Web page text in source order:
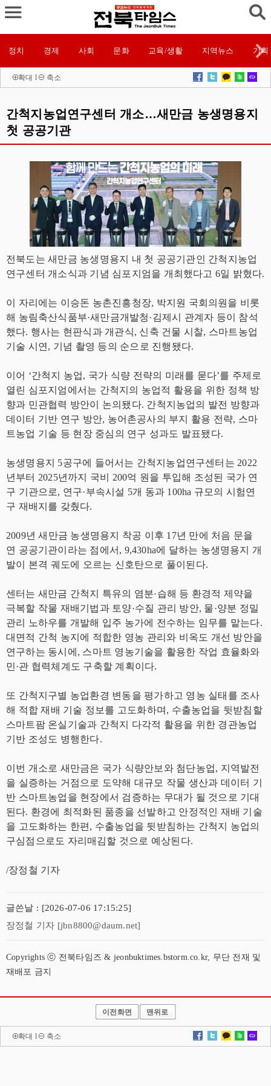
정치 경제 사회 문화 교육/생활 지역뉴스 기획
확대 l 축소
간척지농업연구센터 개소…새만금 농생명용지
첫 공공기관
전북도는 새만금 농생명용지 내 첫 공공기관인 간척지농업
연구센터 개소식과 기념 심포지엄을 개최했다고 6일 밝혔다.
이 자리에는 이승돈 농촌진흥청장, 박지원 국회의원을 비롯
해 농림축산식품부·새만금개발청·김제시 관계자 등이 참석
했다. 행사는 현판식과 개관식, 신축 건물 시찰, 스마트농업
기술 시연, 기념 촬영 등의 순으로 진행됐다.
이어 ‘간척지 농업, 국가 식량 전략의 미래를 묻다’를 주제로
열린 심포지엄에서는 간척지의 농업적 활용을 위한 정책 방
향과 민관협력 방안이 논의됐다. 간척지농업의 발전 방향과
데이터 기반 연구 방안, 농어촌공사의 부지 활용 전략, 스마
트농업 기술 등 현장 중심의 연구 성과도 발표됐다.
농생명용지 5공구에 들어서는 간척지농업연구센터는 2022
년부터 2025년까지 국비 200억 원을 투입해 조성된 국가 연
구 기관으로, 연구·부속시설 5개 동과 100ha 규모의 시험연
구 재배지를 갖췄다.
2009년 새만금 농생명용지 착공 이후 17년 만에 처음 문을
연 공공기관이라는 점에서, 9,430ha에 달하는 농생명용지 개
발이 본격 궤도에 오르는 신호탄으로 풀이된다.
센터는 새만금 간척지 특유의 염분·습해 등 환경적 제약을
극복할 작물 재배기법과 토양·수질 관리 방안, 물·양분 정밀
관리 노하우를 개발해 입주 농가에 전수하는 임무를 맡는다.
대면적 간척 농지에 적합한 영농 관리와 비옥도 개선 방안을
연구하는 동시에, 스마트 영농기술을 활용한 작업 효율화와
민·관 협력체계도 구축할 계획이다.
또 간척지구별 농업환경 변동을 평가하고 영농 실태를 조사
해 적합 재배 기술 정보를 고도화하며, 수출농업을 뒷받침할
스마트팜 온실기술과 간척지 다각적 활용을 위한 경관농업
기반 조성도 병행한다.
이번 개소로 새만금은 국가 식량안보와 첨단농업, 지역발전
을 실증하는 거점으로 도약해 대규모 작물 생산과 데이터 기
반 스마트농업을 현장에서 검증하는 무대가 될 것으로 기대
된다. 환경에 최적화된 품종을 선발하고 안정적인 재배 기술
을 고도화하는 한편, 수출농업을 뒷받침하는 간척지 농업의
구심점으로도 자리매김할 것으로 예상된다.
/장정철 기자
글쓴날 : [2026-07-06 17:15:25]
장정철 기자 [jbn8800@daum.net]
Copyrights ⓒ 전북타임즈 & jeonbuktimes.bstorm.co.kr, 무단 전재 및
재배포 금지
이전화면 맨위로
확대 l 축소